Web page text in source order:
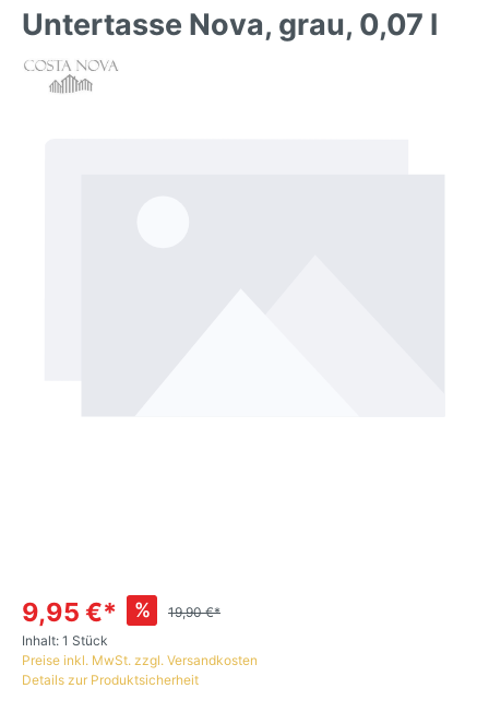
Untertasse Nova, grau, 0,07 l
9,95 €* %
19,90 €*
Inhalt: 1 Stück
Preise inkl. MwSt. zzgl. Versandkosten
Details zur Produktsicherheit